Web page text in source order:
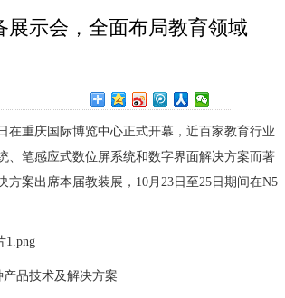
展示会，全面布局教育领域
在重庆国际博览中心正式开幕，近百家教育行业
、笔感应式数位屏系统和数字界面解决方案而著
案出席本届教装展，10月23日至25日期间在N5
产品技术及解决方案